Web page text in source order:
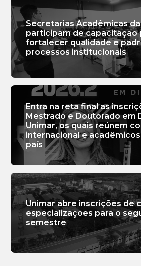
Secretarias Acadêmicas
participam de capacitação
fortalecer qualidade e
processos institucionais
Entra na reta final as
Mestrado e Doutorado em
Unimar, os quais reúnem
internacional e
país
Unimar abre inscrições de
especializações para o
semestre